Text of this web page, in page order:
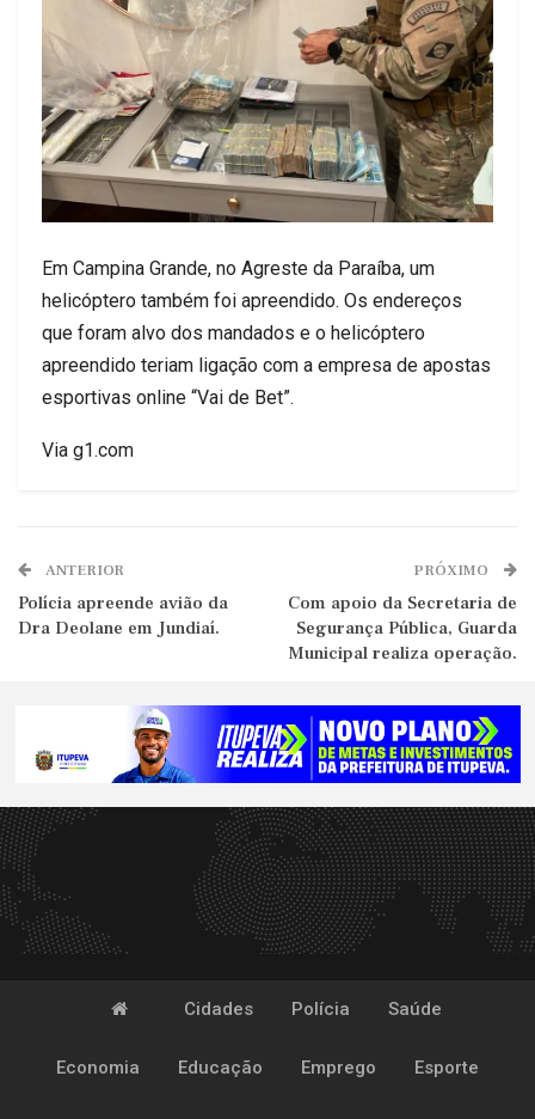
Em Campina Grande, no Agreste da Paraíba, um
helicóptero também foi apreendido. Os endereços
que foram alvo dos mandados e o helicóptero
apreendido teriam ligação com a empresa de apostas
esportivas online “Vai de Bet”.
Via g1.com
ANTERIOR
Polícia apreende avião da
Dra Deolane em Jundiaí.
PRÓXIMO
Com apoio da Secretaria de
Segurança Pública, Guarda
Municipal realiza operação.
Cidades Polícia Saúde
Economia Educação Emprego Esporte